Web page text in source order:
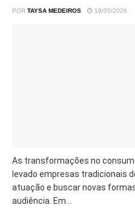
POR TAYSA MEDEIROS 19/05/2026
As transformações no
levado empresas tradicionais
atuação e buscar novas
audiência. Em...